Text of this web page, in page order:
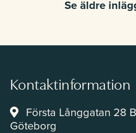
Se äldre
Kontaktinformation
Första Långgatan 28
Göteborg